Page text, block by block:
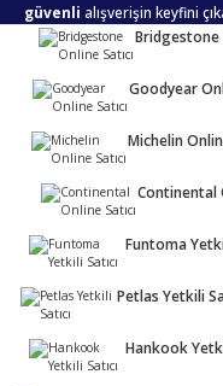
güvenli alışverişin keyfini
Bridgestone
Goodyear
Michelin
Continental
Funtoma
Petlas Yetkili
Hankook